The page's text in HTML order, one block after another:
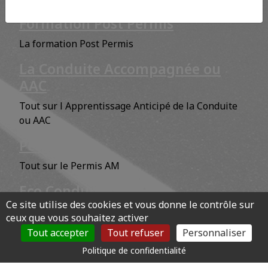
Ce site utilise des cookies et vous donne le contrôle sur
ceux que vous souhaitez activer
Tout accepter
Tout refuser Personnaliser
Politique de confidentialité
Formation Post Permis
La formation Post Permis
Tout sur l Apprentissage Anticipé de la Conduite
ou AAC
Tout sur le Permis AM
Eco Conduite
Eco Conduite : La conduite Economique et
Ecologique